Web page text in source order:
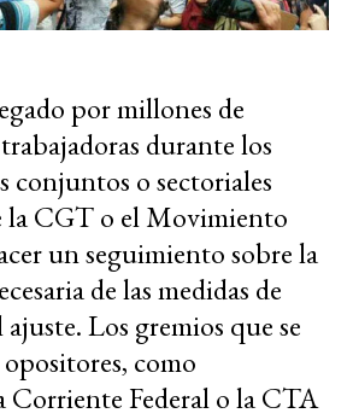
por millones de
durante los
conjuntos o sectoriales
la CGT o el Movimiento
un seguimiento sobre la
de las medidas de
Los gremios que se
como
Corriente Federal o la CTA